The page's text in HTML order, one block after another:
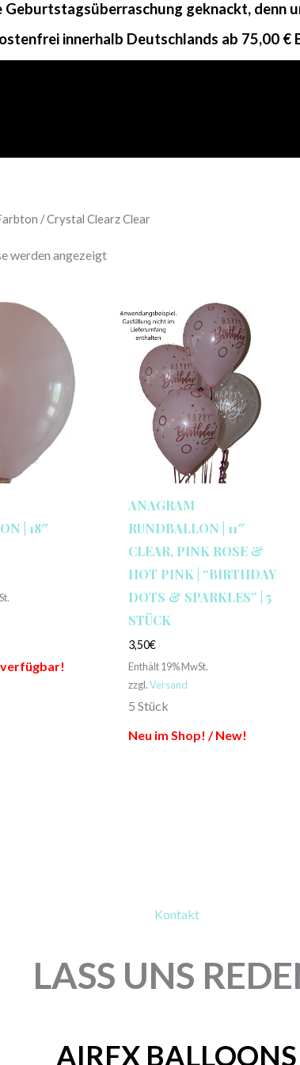
geknackt, denn
innerhalb Deutschlands ab 75,00
/ Crystal Clearz Clear
werden angezeigt
| 18″
verfügbar!
ANAGRAM
RUNDBALLON | 11″
CLEAR, PINK ROSE &
HOT PINK | “BIRTHDAY
DOTS & SPARKLES” | 5
STÜCK
3,50€
Enthält 19% MwSt.
zzgl.Versand
5 Stück
Neu im Shop! / New!
Kontakt
LASS UNS
AIRFX BALLOONS